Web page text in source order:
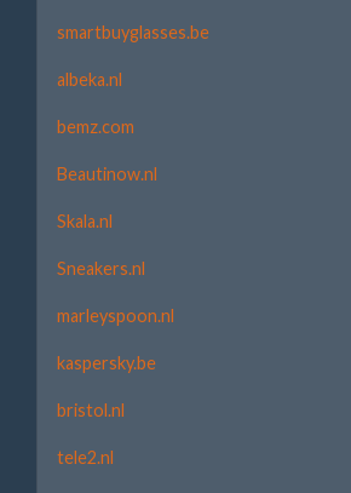
smartbuyglasses.be
albeka.nl
bemz.com
Beautinow.nl
Skala.nl
Sneakers.nl
marleyspoon.nl
kaspersky.be
bristol.nl
tele2.nl